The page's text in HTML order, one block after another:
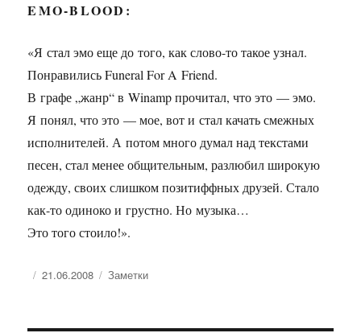
EMO-BLOOD:
«Я стал эмо еще до того, как слово-то такое узнал.
Понравились Funeral For A Friend.
В графе „жанр“ в Winamp прочитал, что это — эмо.
Я понял, что это — мое, вот и стал качать смежных
исполнителей. А потом много думал над текстами
песен, стал менее общительным, разлюбил широкую
одежду, своих слишком позитиффных друзей. Стало
как-то одиноко и грустно. Но музыка…
Это того стоило!».
Опубликовано
21.06.2008 Рубрики
Заметки